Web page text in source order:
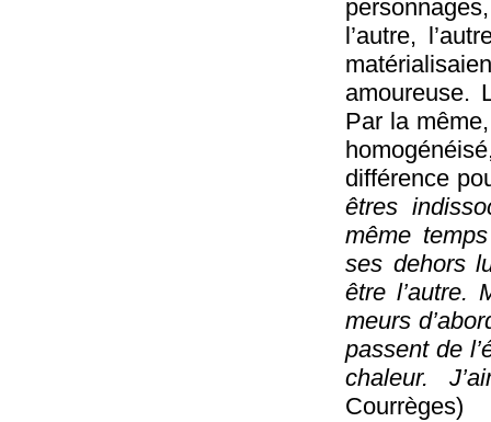
l’autre,
amoureuse.
Par la
différence
êtres
même
ses dehors
être l’autre.
meurs
passent de
chaleur.
Courrèges)